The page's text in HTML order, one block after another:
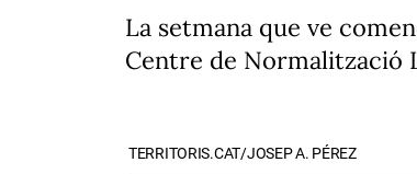
La setmana que ve
Centre de Normalització
TERRITORIS.CAT/JOSEP A. PÉREZ